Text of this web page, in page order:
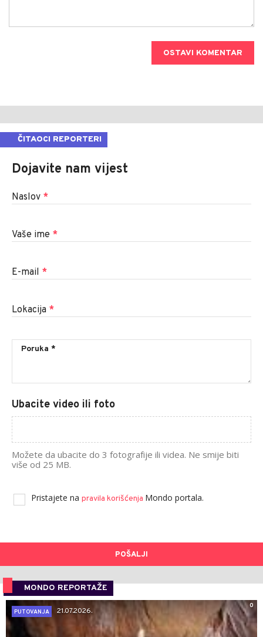
OSTAVI KOMENTAR
ČITAOCI REPORTERI
Dojavite nam vijest
Naslov *
Vaše ime *
E-mail *
Lokacija *
Ubacite video ili foto
Možete da ubacite do 3 fotografije ili videa. Ne smije biti
više od 25 MB.
Pristajete na pravila korišćenja Mondo portala.
POŠALJI
MONDO REPORTAŽE
0
PUTOVANJA
21.07.2026.